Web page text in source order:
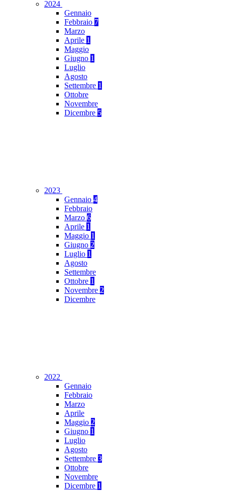
2024
Gennaio
Febbraio 7
Marzo
Aprile 1
Maggio
Giugno 1
Luglio
Agosto
Settembre 1
Ottobre
Novembre
Dicembre 5
2023
Gennaio 4
Febbraio
Marzo 6
Aprile 1
Maggio 1
Giugno 2
Luglio 1
Agosto
Settembre
Ottobre 1
Novembre 2
Dicembre
2022
Gennaio
Febbraio
Marzo
Aprile
Maggio 2
Giugno 1
Luglio
Agosto
Settembre 3
Ottobre
Novembre
Dicembre 1